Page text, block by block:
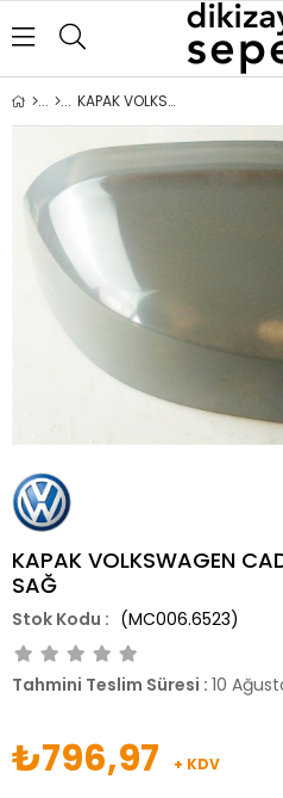
KAPAK VOLKSWAGEN CADDY 2015-2019 ASTARLI SAĞ
KAPAK VOLKSWAGEN
SAĞ
(MC006.6523)
Tahmini Teslim Süresi : 10
₺796,97 + KDV